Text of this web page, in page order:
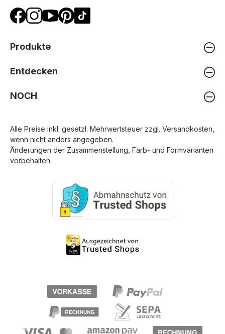
Produkte
Entdecken
NOCH
Alle Preise inkl. gesetzl. Mehrwertsteuer zzgl. Versandkosten
wenn nicht anders angegeben.
Änderungen der Zusammenstellung, Farb- und Formvarianten
vorbehalten.